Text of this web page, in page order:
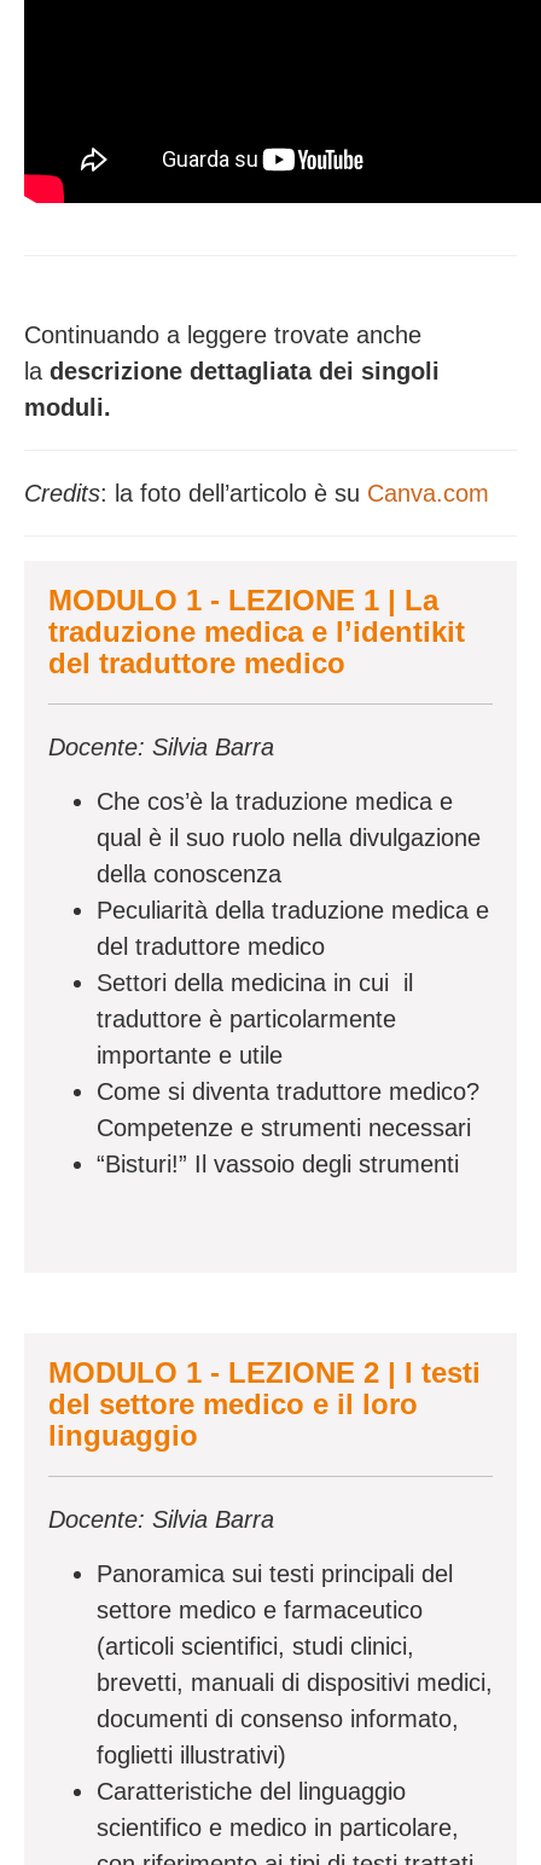
Continuando a leggere trovate anche
la descrizione dettagliata dei singoli
moduli.
Credits: la foto dell’articolo è su Canva.com
MODULO 1 - LEZIONE 1 | La
traduzione medica e l’identikit
del traduttore medico
Docente: Silvia Barra
Che cos’è la traduzione medica e
qual è il suo ruolo nella divulgazione
della conoscenza
Peculiarità della traduzione medica e
del traduttore medico
Settori della medicina in cui il
traduttore è particolarmente
importante e utile
Come si diventa traduttore medico?
Competenze e strumenti necessari
“Bisturi!” Il vassoio degli strumenti
MODULO 1 - LEZIONE 2 | I testi
del settore medico e il loro
linguaggio
Docente: Silvia Barra
Panoramica sui testi principali del
settore medico e farmaceutico
(articoli scientifici, studi clinici,
brevetti, manuali di dispositivi medici,
documenti di consenso informato,
foglietti illustrativi)
Caratteristiche del linguaggio
scientifico e medico in particolare,